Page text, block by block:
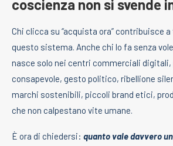
coscienza non si svende
Chi clicca su “acquista ora” contribuisce
questo sistema. Anche chi lo fa senza
nasce solo nei centri commerciali
consapevole, gesto politico, ribellione
marchi sostenibili, piccoli brand etici,
che non calpestano vite umane.
È ora di chiedersi: quanto vale davvero